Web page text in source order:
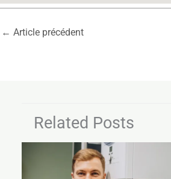
← Article précédent
Related Posts